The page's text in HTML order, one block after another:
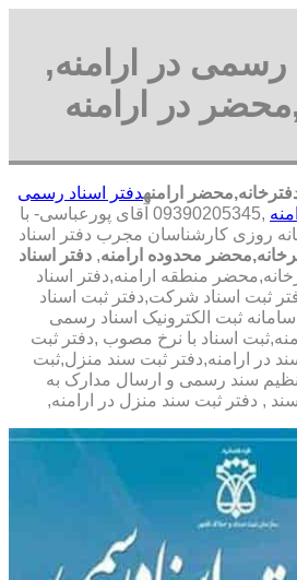
رسمی در ارامنه,
در ارامنه
ارامنهدفتر اسناد رسمی
,09390205345 آقای پورعباسی- با
روزی کارشناسان مجرب دفتر اسناد
محدوده ارامنه, دفتر اسناد
منطقه ارامنه,دفتر اسناد
ثبت اسناد شرکت,دفتر ثبت اسناد
ثبت الکترونیک اسناد رسمی
اسناد با نرخ مصوب ,دفتر ثبت
در ارامنه,دفتر ثبت سند منزل,ثبت
سند رسمی و ارسال مدارک به
, دفتر ثبت سند منزل در ارامنه,